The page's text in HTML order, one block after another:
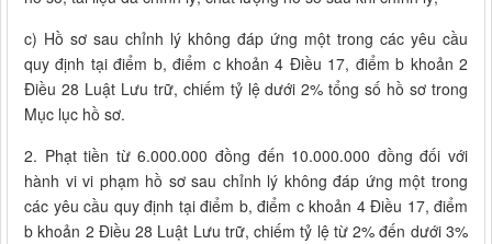
c) Hồ sơ sau chỉnh lý không đáp ứng một trong các yêu cầu
quy định tại điểm b, điểm c khoản 4 Điều 17, điểm b khoản 2
Điều 28 Luật Lưu trữ, chiếm tỷ lệ dưới 2% tổng số hồ sơ trong
Mục lục hồ sơ.
2. Phạt tiền từ 6.000.000 đồng đến 10.000.000 đồng đối với
hành vi vi phạm hồ sơ sau chỉnh lý không đáp ứng một trong
các yêu cầu quy định tại điểm b, điểm c khoản 4 Điều 17, điểm
b khoản 2 Điều 28 Luật Lưu trữ, chiếm tỷ lệ từ 2% đến dưới 3%